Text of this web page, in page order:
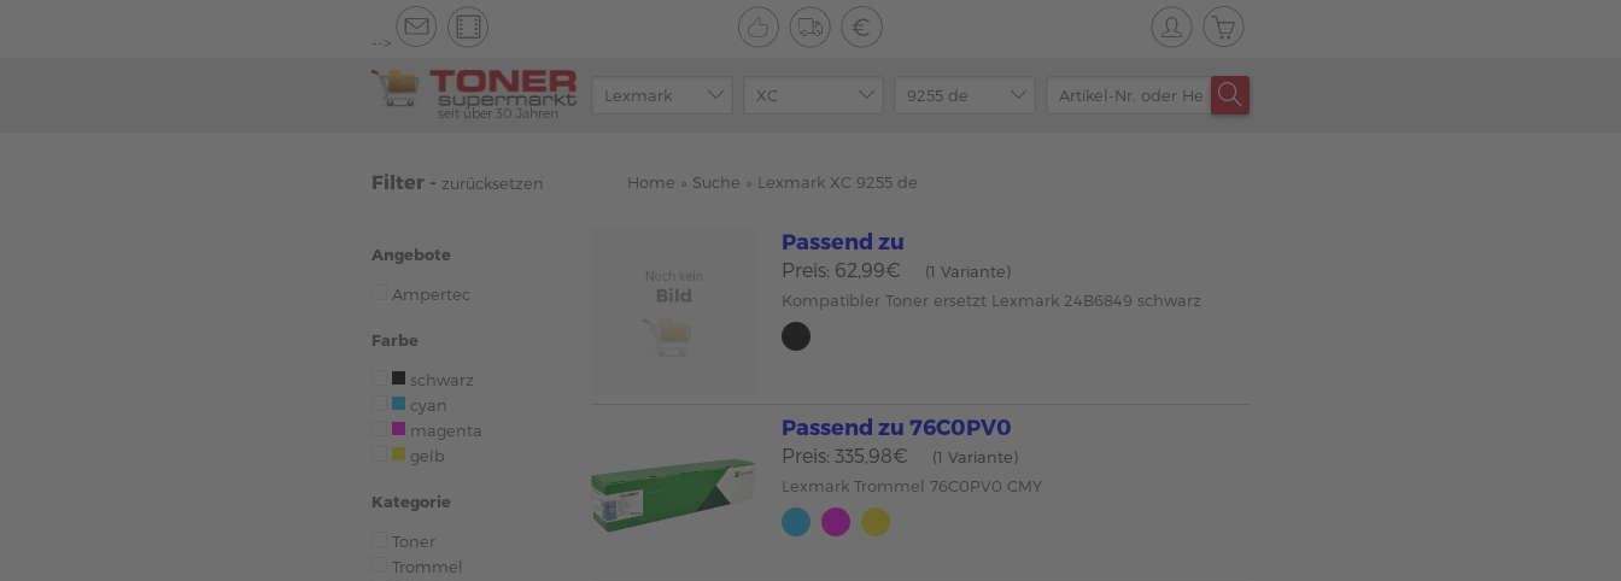
-->
seit über 30 Jahren
Filter - zurücksetzen
Angebote
Ampertec
Farbe
schwarz
cyan
magenta
gelb
Kategorie
Toner
Trommel
Home » Suche » Lexmark XC 9255 de
Passend zu
Preis: 62,99€
(1 Variante)
Kompatibler Toner ersetzt Lexmark 24B6849 schwarz
Passend zu 76C0PV0
Preis: 335,98€
(1 Variante)
Lexmark Trommel 76C0PV0 CMY